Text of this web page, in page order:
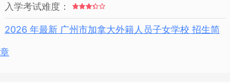
入学考试难度：
2026 年最新 广州市加拿大外籍人员子女学校 招生简
章